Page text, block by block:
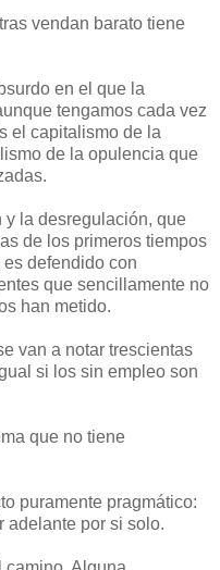
vendan barato tiene
en el que la
tengamos cada vez
el capitalismo de la
de la opulencia que
la desregulación, que
de los primeros tiempos
defendido con
que sencillamente no
han metido.
van a notar trescientas
si los sin empleo son
que no tiene
puramente pragmático:
adelante por si solo.